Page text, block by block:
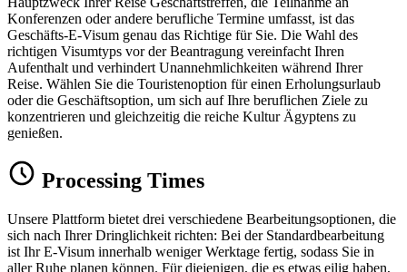
Konferenzen oder andere berufliche Termine umfasst, ist das
Geschäfts-E-Visum genau das Richtige für Sie. Die Wahl des
richtigen Visumtyps vor der Beantragung vereinfacht Ihren
Aufenthalt und verhindert Unannehmlichkeiten während Ihrer
Reise. Wählen Sie die Touristenoption für einen Erholungsurlaub
oder die Geschäftsoption, um sich auf Ihre beruflichen Ziele zu
konzentrieren und gleichzeitig die reiche Kultur Ägyptens zu
genießen.
Processing Times
Unsere Plattform bietet drei verschiedene Bearbeitungsoptionen, die
sich nach Ihrer Dringlichkeit richten: Bei der Standardbearbeitung
ist Ihr E-Visum innerhalb weniger Werktage fertig, sodass Sie in
aller Ruhe planen können. Für diejenigen, die es etwas eilig haben,